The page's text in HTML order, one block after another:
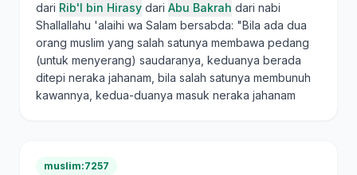
dari Rib'I bin Hirasy dari Abu Bakrah dari nabi
Shallallahu 'alaihi wa Salam bersabda: "Bila ada dua
orang muslim yang salah satunya membawa pedang
(untuk menyerang) saudaranya, keduanya berada
ditepi neraka jahanam, bila salah satunya membunuh
kawannya, kedua-duanya masuk neraka jahanam
muslim:7257